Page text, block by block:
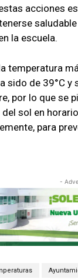
acciones
la escuela.
temperatura
sido de 39°C
por lo que se
sol en
para
-